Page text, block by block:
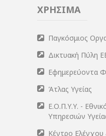
ΧΡΗΣΙΜΑ
Παγκόσμιος
Δικτυακή Πύλη
Εφημερεύοντα
Άτλας Υγείας
Ε.Ο.Π.Υ.Υ. -
Υπηρεσιών
Κέντρο